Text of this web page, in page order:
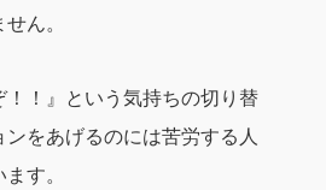
ん。
！』という気持ちの切り替
ンをあげるのには苦労する人
す。